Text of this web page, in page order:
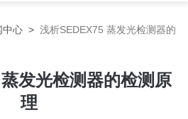
中心 >浅析SEDEX75 蒸发光检测器的
发光检测器的检测原
理